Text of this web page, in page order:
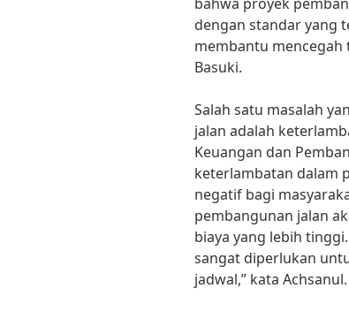
dengan standar yang
membantu mencegah
Basuki.
Salah satu masalah
jalan adalah
Keuangan dan
keterlambatan dalam
negatif bagi
pembangunan jalan
biaya yang lebih
sangat diperlukan
jadwal,” kata Achsanul.